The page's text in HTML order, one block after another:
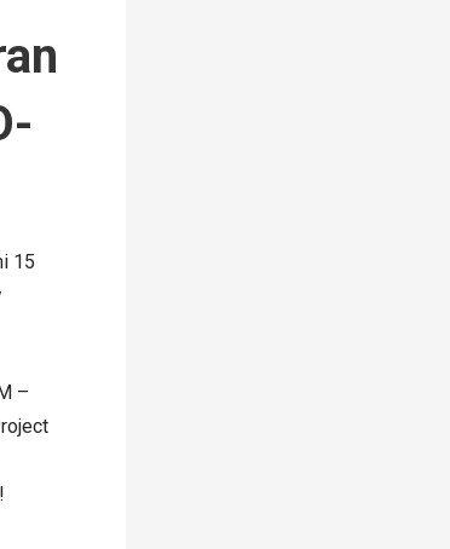
15
–
!